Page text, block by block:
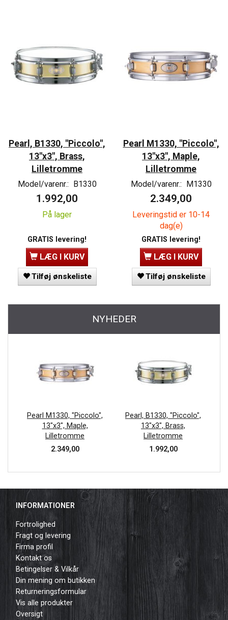
Pearl, B1330, "Piccolo",
13"x3", Brass,
Lilletromme
Model/varenr.: B1330
1.992,00
På lager
GRATIS levering!
LÆG I KURV
Tilføj ønskeliste
Pearl M1330, "Piccolo",
13"x3", Maple,
Lilletromme
Model/varenr.: M1330
2.349,00
Leveringstid er 10-14
dag(e)
GRATIS levering!
LÆG I KURV
Tilføj ønskeliste
NYHEDER
Pearl M1330, "Piccolo",
13"x3", Maple,
Lilletromme
2.349,00
Pearl, B1330, "Piccolo",
13"x3", Brass,
Lilletromme
1.992,00
INFORMATIONER
Fortrolighed
Fragt og levering
Firma profil
Kontakt os
Betingelser & Vilkår
Din mening om butikken
Returneringsformular
Vis alle produkter
Oversigt